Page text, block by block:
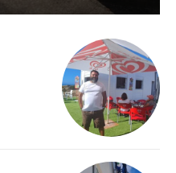
desejado: